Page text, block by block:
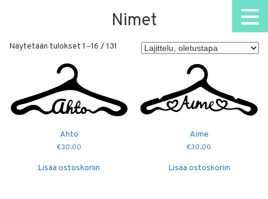
Nimet
Näytetään tulokset 1–16 / 131
Ahto
€30.00
Lisää ostoskoriin
Aime
€30.00
Lisää ostoskoriin